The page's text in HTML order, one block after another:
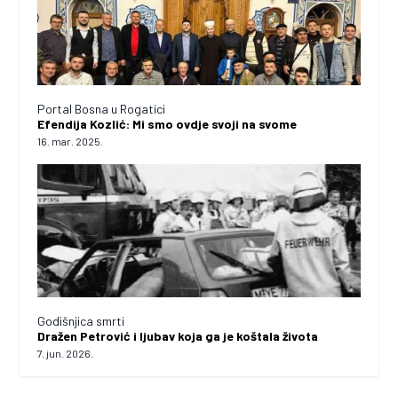
Portal Bosna u Rogatici
Efendija Kozlić: Mi smo ovdje svoji na svome
16. mar. 2025.
Godišnjica smrti
Dražen Petrović i ljubav koja ga je koštala života
7. jun. 2026.